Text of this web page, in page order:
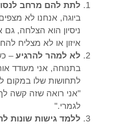
לתת להם מרחב
ביוגה, אנחנו לא
ניסיון הוא הצלחה,
איזון או לא מצליח
לא למהר להרגיע –
בתנוחה, אני מעודד
לתחושות שלו במקום
"אני רואה שזה קשה לך
לגמרי."
ללמד גישות שונות